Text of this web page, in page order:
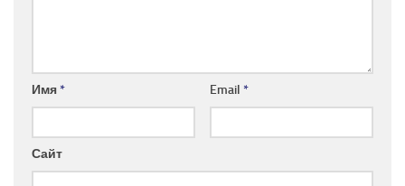
Имя* Email *
Сайт